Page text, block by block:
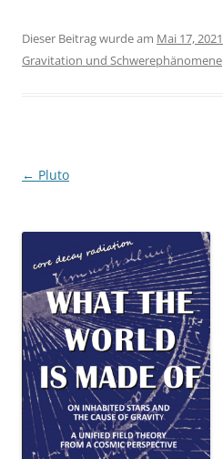
Dieser Beitrag wurde am Mai 17, 2021
Gravitation und Schwerephänomene
Beitragsnavigation
← Pluto